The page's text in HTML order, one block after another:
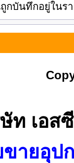
กบันทึกอยู่ในร
ท เอส
ขายอุป